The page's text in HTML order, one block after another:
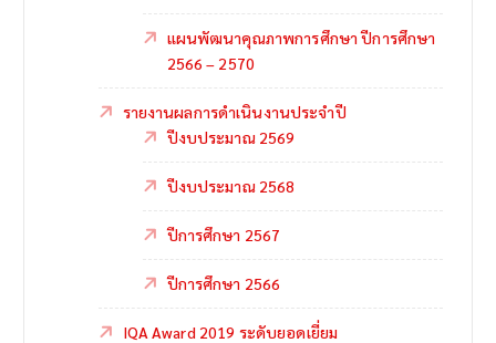
แผนพัฒนาคุณภาพการศึกษา ปีการศึกษา
2566 – 2570
รายงานผลการดำเนินงานประจำปี
ปีงบประมาณ 2569
ปีงบประมาณ 2568
ปีการศึกษา 2567
ปีการศึกษา 2566
IQA Award 2019 ระดับยอดเยี่ยม